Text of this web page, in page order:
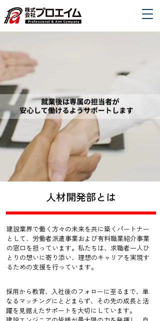
人材開発部とは
建設業界で働く方々の未来を共に築くパートナー
として、労働者派遣事業および有料職業紹介事業
の窓口を担っています。私たちは、求職者一人ひ
とりの想いに寄り添い、理想のキャリアを実現す
るための支援を行っています。
採用から教育、入社後のフォローに至るまで、単
なるマッチングにとどまらず、その先の成長と活
躍を見据えたサポートを大切にしています。